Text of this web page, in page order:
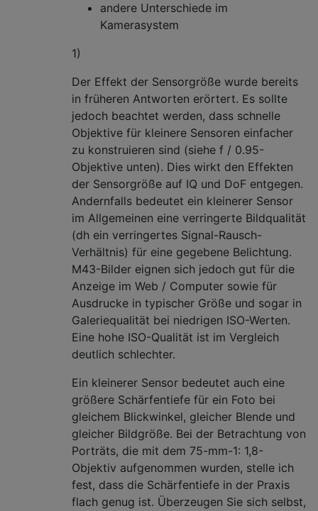
andere Unterschiede im
Kamerasystem
1)
Der Effekt der Sensorgröße wurde bereits
in früheren Antworten erörtert. Es sollte
jedoch beachtet werden, dass schnelle
Objektive für kleinere Sensoren einfacher
zu konstruieren sind (siehe f / 0.95-
Objektive unten). Dies wirkt den Effekten
der Sensorgröße auf IQ und DoF entgegen.
Andernfalls bedeutet ein kleinerer Sensor
im Allgemeinen eine verringerte Bildqualität
(dh ein verringertes Signal-Rausch-
Verhältnis) für eine gegebene Belichtung.
M43-Bilder eignen sich jedoch gut für die
Anzeige im Web / Computer sowie für
Ausdrucke in typischer Größe und sogar in
Galeriequalität bei niedrigen ISO-Werten.
Eine hohe ISO-Qualität ist im Vergleich
deutlich schlechter.
Ein kleinerer Sensor bedeutet auch eine
größere Schärfentiefe für ein Foto bei
gleichem Blickwinkel, gleicher Blende und
gleicher Bildgröße. Bei der Betrachtung von
Porträts, die mit dem 75-mm-1: 1,8-
Objektiv aufgenommen wurden, stelle ich
fest, dass die Schärfentiefe in der Praxis
flach genug ist. Überzeugen Sie sich selbst,